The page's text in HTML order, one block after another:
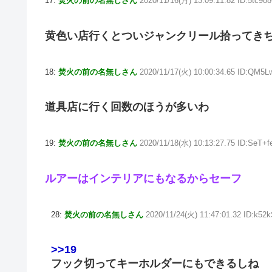
黄色い店行くとついジャンクリール拾ってき
18: 焚火の前の名無しさん 2020/11/17(火) 10:00:34.65
道具店に行く回数のほうが多いわ
19: 焚火の前の名無しさん 2020/11/18(水) 10:13:27.75
ルアーはインテリアにもなるからセーフ
28: 焚火の前の名無しさん 2020/11/24(火) 11:47:01.32
>>19
フック切ってキーホルダーにもできるしね